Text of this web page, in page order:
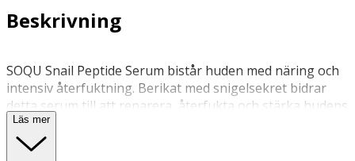
Beskrivning
SOQU Snail Peptide Serum bistår huden med näring och
intensiv återfuktning. Berikat med snigelsekret bidrar
detta serum till att reparera, återfukta och stärka hudens
barriär. Snigelsekretet verkar djupt ned i huden för att
förbättra hudens struktur och elasticitet. Förstärkt med
Läs mer